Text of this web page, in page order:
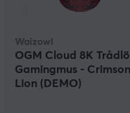
Waizowl
OGM Cloud 8K
Gamingmus - Crimson
Lion (DEMO)